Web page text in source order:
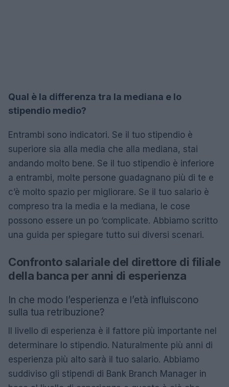
Qual è la differenza tra la mediana e lo
stipendio medio?
Entrambi sono indicatori. Se il tuo stipendio è
superiore sia alla media che alla mediana, stai
andando molto bene. Se il tuo stipendio è inferiore
a entrambi, molte persone guadagnano più di te e
c’è molto spazio per migliorare. Se il tuo salario è
compreso tra la media e la mediana, le cose
possono essere un po ‘complicate. Abbiamo scritto
una guida per spiegare tutto sui diversi scenari.
Confronto salariale del direttore di filiale
della banca per anni di esperienza
In che modo l’esperienza e l’età influiscono
sulla tua retribuzione?
Il livello di esperienza è il fattore più importante nel
determinare lo stipendio. Naturalmente più anni di
esperienza più alto sarà il tuo salario. Abbiamo
suddiviso gli stipendi di Bank Branch Manager in